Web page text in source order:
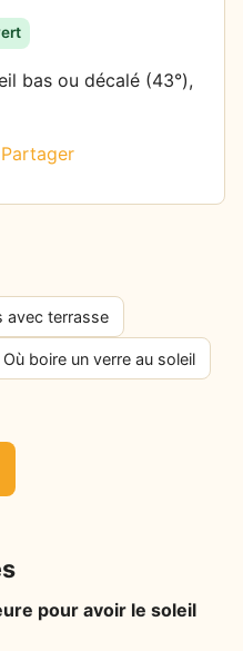
bas ou décalé (43°),
avec terrasse
Où boire un verre au soleil
pour avoir le soleil